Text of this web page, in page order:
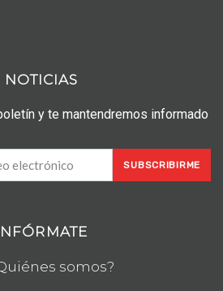
NOTICIAS
y te mantendremos informado
SUBSCRIBIRME
somos?